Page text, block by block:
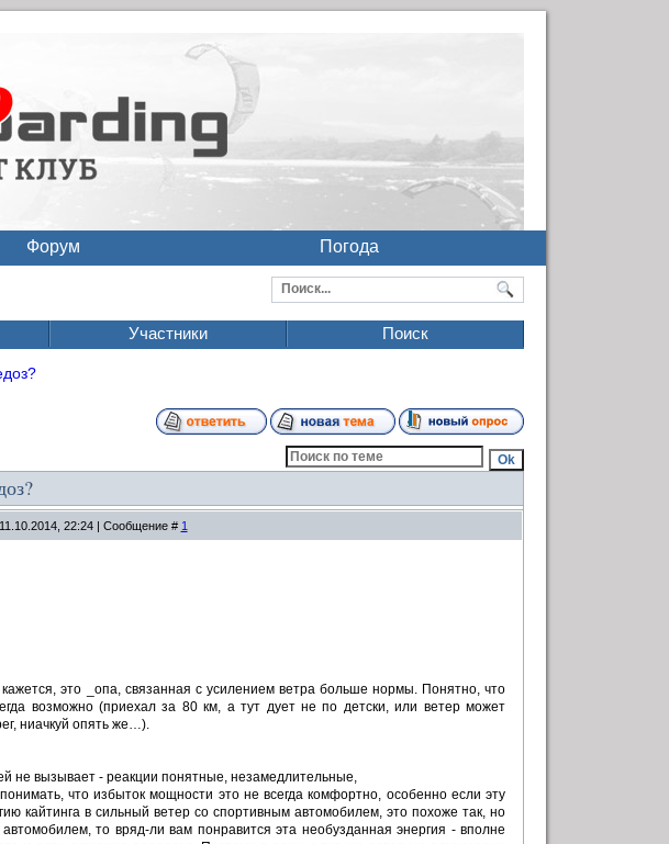
Форум Погода
Участники Поиск
22:24 | Сообщение # 1
это _опа, связанная с усилением ветра больше нормы. Понятно, что
возможно (приехал за 80 км, а тут дует не по детски, или ветер может
ниачкуй опять же…).
не вызывает - реакции понятные, незамедлительные,
что избыток мощности это не всегда комфортно, особенно если эту
кайтинга в сильный ветер со спортивным автомобилем, это похоже так, но
то вряд-ли вам понравится эта необузданная энергия - вполне